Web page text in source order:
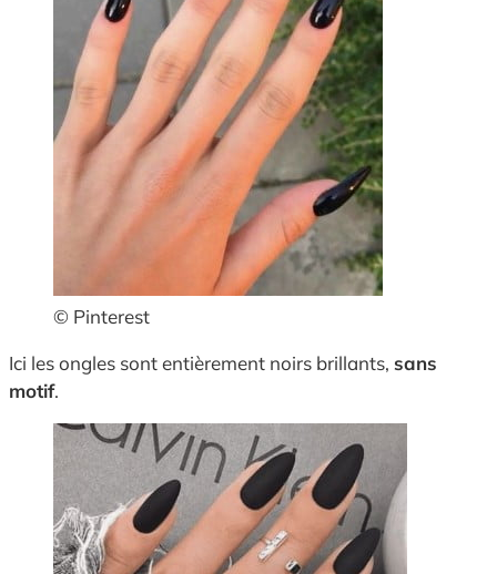
© Pinterest
Ici les ongles sont entièrement noirs brillants, sans
motif.